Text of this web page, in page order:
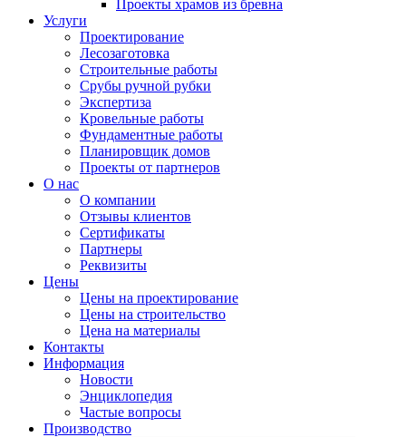
Проекты храмов из бревна
Услуги
Проектирование
Лесозаготовка
Строительные работы
Срубы ручной рубки
Экспертиза
Кровельные работы
Фундаментные работы
Планировщик домов
Проекты от партнеров
О нас
О компании
Отзывы клиентов
Сертификаты
Партнеры
Реквизиты
Цены
Цены на проектирование
Цены на строительство
Цена на материалы
Контакты
Информация
Новости
Энциклопедия
Частые вопросы
Производство